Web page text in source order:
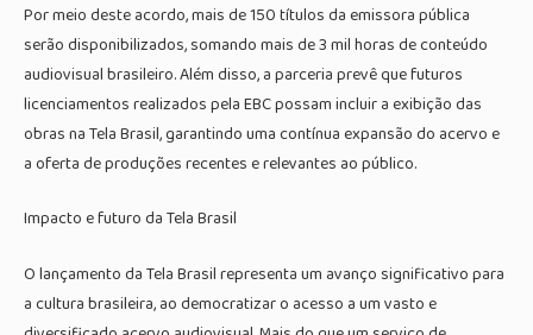
Por meio deste acordo, mais de 150 títulos da emissora pública
serão disponibilizados, somando mais de 3 mil horas de conteúdo
audiovisual brasileiro. Além disso, a parceria prevê que futuros
licenciamentos realizados pela EBC possam incluir a exibição das
obras na Tela Brasil, garantindo uma contínua expansão do acervo e
a oferta de produções recentes e relevantes ao público.
Impacto e futuro da Tela Brasil
O lançamento da Tela Brasil representa um avanço significativo para
a cultura brasileira, ao democratizar o acesso a um vasto e